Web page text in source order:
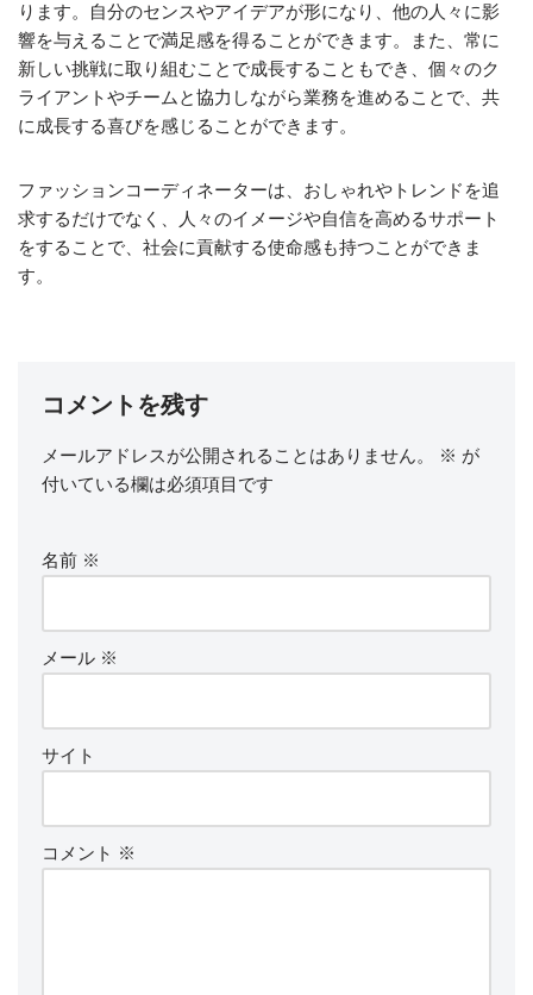
ります。自分のセンスやアイデアが形になり、他の人々に影
響を与えることで満足感を得ることができます。また、常に
新しい挑戦に取り組むことで成長することもでき、個々のク
ライアントやチームと協力しながら業務を進めることで、共
に成長する喜びを感じることができます。
ファッションコーディネーターは、おしゃれやトレンドを追
求するだけでなく、人々のイメージや自信を高めるサポート
をすることで、社会に貢献する使命感も持つことができま
す。
コメントを残す
メールアドレスが公開されることはありません。 ※ が
付いている欄は必須項目です
名前 ※
メール ※
サイト
コメント ※